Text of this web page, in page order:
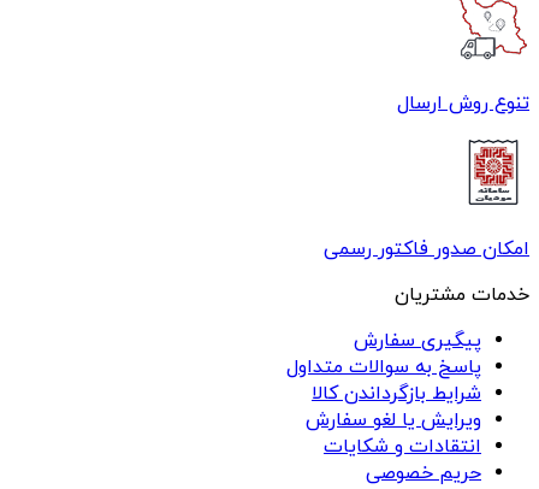
تنوع روش ارسال
امکان صدور فاکتور رسمی
خدمات مشتریان
پیگیری سفارش
پاسخ به سوالات متداول
شرایط بازگرداندن کالا
ویرایش یا لغو سفارش
انتقادات و شکایات
حریم خصوصی